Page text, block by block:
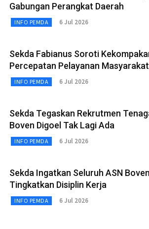
Gabungan Perangkat Daerah
INFO PEMDA 6 Jul 2026
Sekda Fabianus Soroti
Percepatan Pelayanan Masyarakat
INFO PEMDA 6 Jul 2026
Sekda Tegaskan Rekrutmen
Boven Digoel Tak Lagi Ada
INFO PEMDA 6 Jul 2026
Sekda Ingatkan Seluruh ASN
Tingkatkan Disiplin Kerja
INFO PEMDA 6 Jul 2026